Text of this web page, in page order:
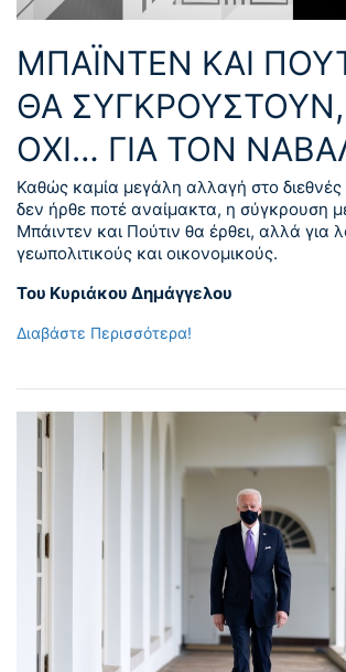
ΜΠΑΪΝΤΕΝ ΚΑΙ
ΘΑ
ΟΧΙ… ΓΙΑ ΤΟΝ
Καθώς καμία μεγάλη αλλαγή στο
δεν ήρθε ποτέ αναίμακτα, η σύγκρουση
Μπάιντεν και Πούτιν θα έρθει, αλλά για
γεωπολιτικούς και οικονομικούς.
Του Κυριάκου Δημάγγελου
Διαβάστε Περισσότερα!